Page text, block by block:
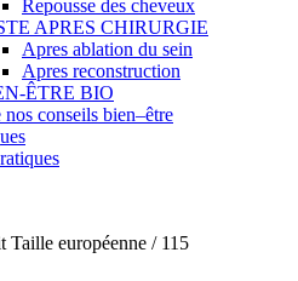
Repousse des cheveux
APRES CHIRURGIE
Apres ablation du sein
Apres reconstruction
ÊTRE BIO
nos conseils bien–être
Taille européenne / 115